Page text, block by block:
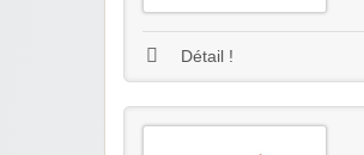
Détail !